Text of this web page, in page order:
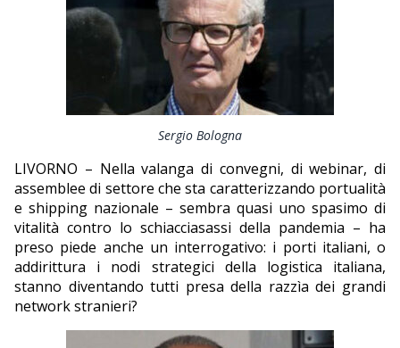
EDITORIALI
Sergio Bologna
LIVORNO – Nella valanga di convegni, di webinar, di
assemblee di settore che sta caratterizzando portualità
e shipping nazionale – sembra quasi uno spasimo di
vitalità contro lo schiacciasassi della pandemia – ha
preso piede anche un interrogativo: i porti italiani, o
addirittura i nodi strategici della logistica italiana,
stanno diventando tutti presa della razzìa dei grandi
network stranieri?